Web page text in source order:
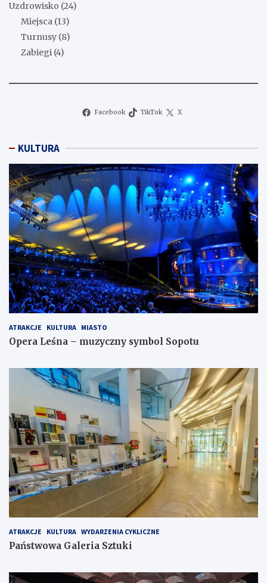
Uzdrowisko (24)
Miejsca (13)
Turnusy (8)
Zabiegi (4)
Facebook TikTok X
KULTURA
ATRAKCJE KULTURA MIASTO
Opera Leśna – muzyczny symbol Sopotu
ATRAKCJE KULTURA WYDARZENIA CYKLICZNE
Państwowa Galeria Sztuki